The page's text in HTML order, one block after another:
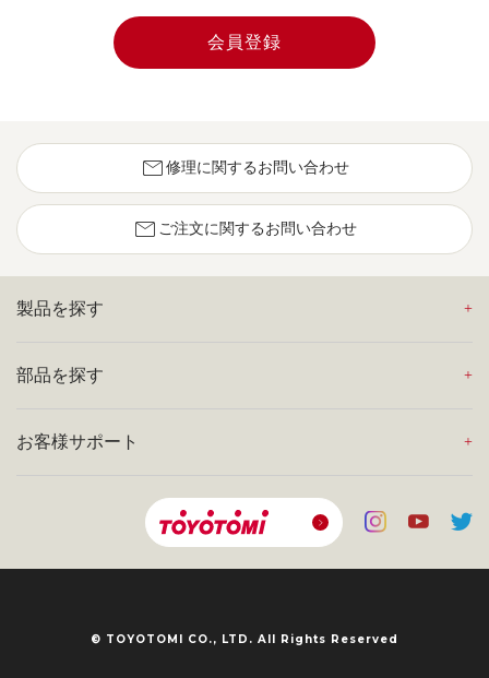
会員登録
mail 修理に関するお問い合わせ
mail ご注文に関するお問い合わせ
製品を探す
部品を探す
お客様サポート
© TOYOTOMI CO., LTD. All Rights Reserved